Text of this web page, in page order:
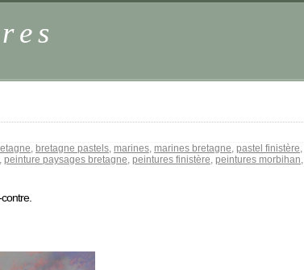
, bretagne pastels, marines, marines bretagne, pastel finistère,
, peinture paysages bretagne, peintures finistère, peintures morbihan,